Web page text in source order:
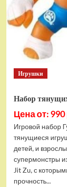
For
Bikini
(XBOX
Игрушки
Набор
Цена от: 990
Игровой набор
тянущиеся
детей, и
супермонстры
Jit Zu, с
прочность...